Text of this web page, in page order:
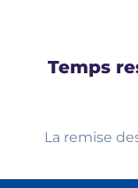
Temps
La remise